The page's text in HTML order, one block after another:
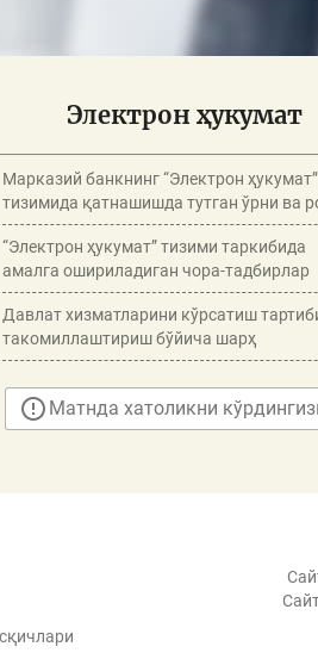
Электрон ҳукумат
Марказий банкнинг “Электрон ҳукумат”
тизимида қатнашишда тутган ўрни ва
“Электрон ҳукумат” тизими таркибида
амалга ошириладиган чора-тадбирлар
Давлат хизматларини кўрсатиш
такомиллаштириш бўйича шарҳ
Матнда хатоликни